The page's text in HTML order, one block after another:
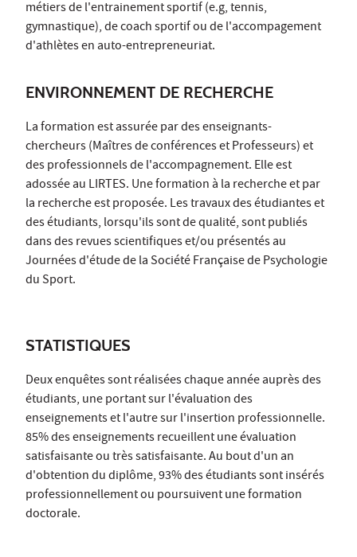
métiers de l'entrainement sportif (e.g, tennis,
gymnastique), de coach sportif ou de l'accompagement
d'athlètes en auto-entrepreneuriat.
ENVIRONNEMENT DE RECHERCHE
La formation est assurée par des enseignants-
chercheurs (Maîtres de conférences et Professeurs) et
des professionnels de l'accompagnement. Elle est
adossée au LIRTES. Une formation à la recherche et par
la recherche est proposée. Les travaux des étudiantes et
des étudiants, lorsqu'ils sont de qualité, sont publiés
dans des revues scientifiques et/ou présentés au
Journées d'étude de la Société Française de Psychologie
du Sport.
STATISTIQUES
Deux enquêtes sont réalisées chaque année auprès des
étudiants, une portant sur l'évaluation des
enseignements et l'autre sur l'insertion professionnelle.
85% des enseignements recueillent une évaluation
satisfaisante ou très satisfaisante. Au bout d'un an
d'obtention du diplôme, 93% des étudiants sont insérés
professionnellement ou poursuivent une formation
doctorale.